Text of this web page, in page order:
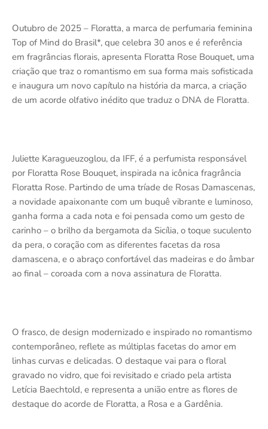
Outubro de 2025 – Floratta, a marca de perfumaria feminina
Top of Mind do Brasil*, que celebra 30 anos e é referência
em fragrâncias florais, apresenta Floratta Rose Bouquet, uma
criação que traz o romantismo em sua forma mais sofisticada
e inaugura um novo capítulo na história da marca, a criação
de um acorde olfativo inédito que traduz o DNA de Floratta.
Juliette Karagueuzoglou, da IFF, é a perfumista responsável
por Floratta Rose Bouquet, inspirada na icônica fragrância
Floratta Rose. Partindo de uma tríade de Rosas Damascenas,
a novidade apaixonante com um buquê vibrante e luminoso,
ganha forma a cada nota e foi pensada como um gesto de
carinho – o brilho da bergamota da Sicília, o toque suculento
da pera, o coração com as diferentes facetas da rosa
damascena, e o abraço confortável das madeiras e do âmbar
ao final – coroada com a nova assinatura de Floratta.
O frasco, de design modernizado e inspirado no romantismo
contemporâneo, reflete as múltiplas facetas do amor em
linhas curvas e delicadas. O destaque vai para o floral
gravado no vidro, que foi revisitado e criado pela artista
Letícia Baechtold, e representa a união entre as flores de
destaque do acorde de Floratta, a Rosa e a Gardênia.